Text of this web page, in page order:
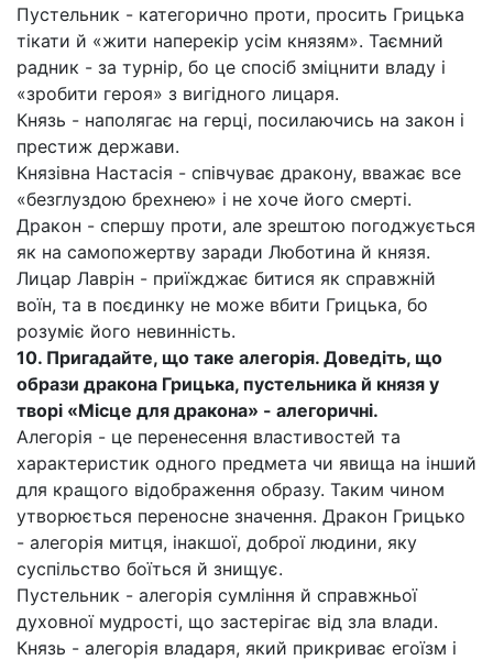
Пустельник - категорично проти, просить Грицька
тікати й «жити наперекір усім князям». Таємний
радник - за турнір, бо це спосіб зміцнити владу і
«зробити героя» з вигідного лицаря.
Князь - наполягає на герці, посилаючись на закон і
престиж держави.
Князівна Настасія - співчуває дракону, вважає все
«безглуздою брехнею» і не хоче його смерті.
Дракон - спершу проти, але зрештою погоджується
як на самопожертву заради Люботина й князя.
Лицар Лаврін - приїжджає битися як справжній
воїн, та в поєдинку не може вбити Грицька, бо
розуміє його невинність.
10. Пригадайте, що таке алегорія. Доведіть, що
образи дракона Грицька, пустельника й князя у
творі «Місце для дракона» - алегоричні.
Алегорія - це перенесення властивостей та
характеристик одного предмета чи явища на інший
для кращого відображення образу. Таким чином
утворюється переносне значення. Дракон Грицько
- алегорія митця, інакшої, доброї людини, яку
суспільство боїться й знищує.
Пустельник - алегорія сумління й справжньої
духовної мудрості, що застерігає від зла влади.
Князь - алегорія владаря, який прикриває егоїзм і